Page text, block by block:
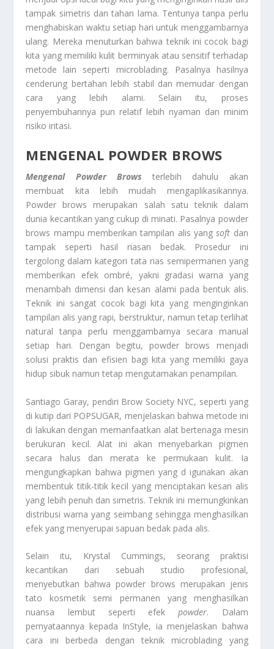
tampak simetris dan tahan lama. Tentunya tanpa perlu
menghabiskan waktu setiap hari untuk menggambarnya
ulang. Mereka menuturkan bahwa teknik ini cocok bagi
kita yang memiliki kulit berminyak atau sensitif terhadap
metode lain seperti microblading. Pasalnya hasilnya
cenderung bertahan lebih stabil dan memudar dengan
cara yang lebih alami. Selain itu, proses
penyembuhannya pun relatif lebih nyaman dan minim
risiko iritasi.
MENGENAL POWDER BROWS
Mengenal Powder Brows terlebih dahulu akan
membuat kita lebih mudah mengaplikasikannya.
Powder brows merupakan salah satu teknik dalam
dunia kecantikan yang cukup di minati. Pasalnya powder
brows mampu memberikan tampilan alis yangsoft dan
tampak seperti hasil riasan bedak. Prosedur ini
tergolong dalam kategori tata rias semipermanen yang
memberikan efek ombré, yakni gradasi warna yang
menambah dimensi dan kesan alami pada bentuk alis.
Teknik ini sangat cocok bagi kita yang menginginkan
tampilan alis yang rapi, berstruktur, namun tetap terlihat
natural tanpa perlu menggambarnya secara manual
setiap hari. Dengan begitu, powder brows menjadi
solusi praktis dan efisien bagi kita yang memiliki gaya
hidup sibuk namun tetap mengutamakan penampilan.
Santiago Garay, pendiri Brow Society NYC, seperti yang
di kutip dari POPSUGAR, menjelaskan bahwa metode ini
di lakukan dengan memanfaatkan alat bertenaga mesin
berukuran kecil. Alat ini akan menyebarkan pigmen
secara halus dan merata ke permukaan kulit. Ia
mengungkapkan bahwa pigmen yang d igunakan akan
membentuk titik-titik kecil yang menciptakan kesan alis
yang lebih penuh dan simetris. Teknik ini memungkinkan
distribusi warna yang seimbang sehingga menghasilkan
efek yang menyerupai sapuan bedak pada alis.
Selain itu, Krystal Cummings, seorang praktisi
kecantikan dari sebuah studio profesional,
menyebutkan bahwa powder brows merupakan jenis
tato kosmetik semi permanen yang menghasilkan
nuansa lembut seperti efekpowder. Dalam
pernyataannya kepada InStyle, ia menjelaskan bahwa
cara ini berbeda dengan teknik microblading yang